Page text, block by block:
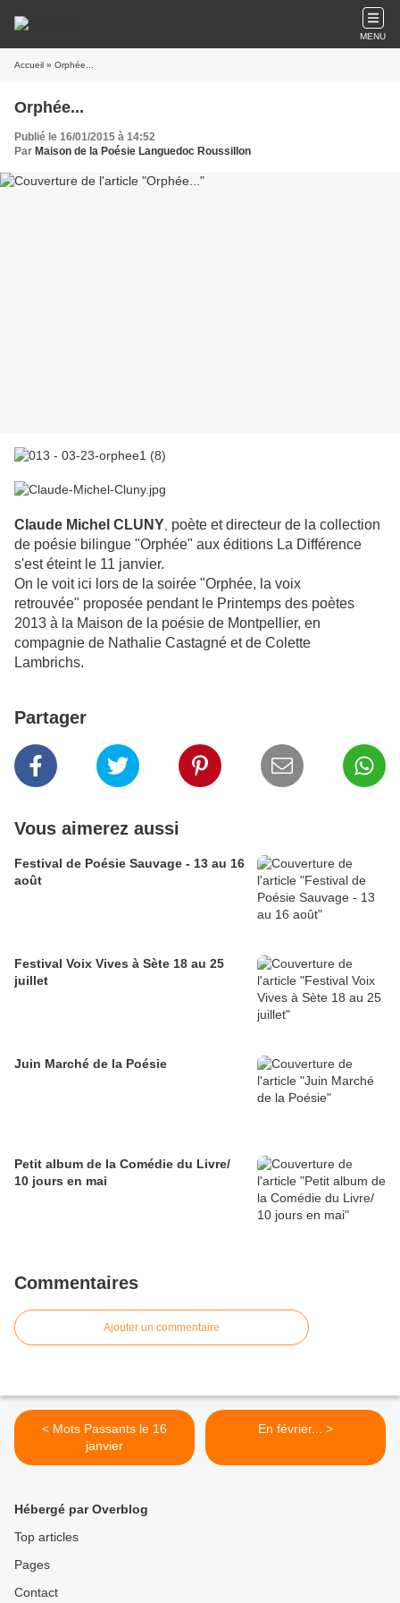
MENU
Accueil » Orphée...
Orphée...
Publié le 16/01/2015 à 14:52
Par Maison de la Poésie Languedoc Roussillon
Claude Michel CLUNY poète et directeur de la collection
de poésie bilingue "Orphée" aux éditions La Différence
s'est éteint le 11 janvier.
On le voit ici lors de la soirée "Orphée, la voix
retrouvée" proposée pendant le Printemps des poètes
2013 à la Maison de la poésie de Montpellier, en
compagnie de Nathalie Castagné et de Colette
Lambrichs.
Partager
Vous aimerez aussi
Festival de Poésie Sauvage - 13 au 16
août
Festival Voix Vives à Sète 18 au 25
juillet
Juin Marché de la Poésie
Petit album de la Comédie du Livre/
10 jours en mai
Commentaires
Ajouter un commentaire
< Mots Passants le 16
janvier
En février... >
Hébergé par Overblog
Top articles
Pages
Contact